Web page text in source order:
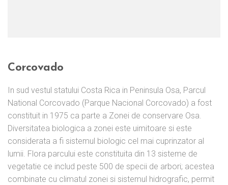
Corcovado
In sud vestul statului Costa Rica in Peninsula Osa, Parcul
National Corcovado (Parque Nacional Corcovado) a fost
constituit in 1975 ca parte a Zonei de conservare Osa.
Diversitatea biologica a zonei este uimitoare si este
considerata a fi sistemul biologic cel mai cuprinzator al
lumii. Flora parcului este constituita din 13 sisteme de
vegetatie ce includ peste 500 de specii de arbori; acestea
combinate cu climatul zonei si sistemul hidrografic, permit